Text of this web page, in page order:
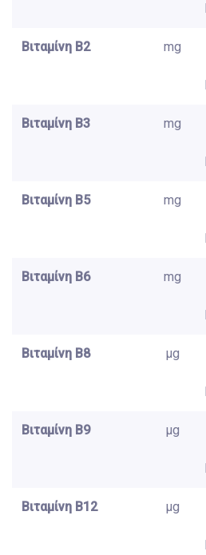
Βιταμίνη B2 mg
Βιταμίνη B3 mg
Βιταμίνη B5 mg
Βιταμίνη B6 mg
Βιταμίνη B8 μg
Βιταμίνη B9 μg
Βιταμίνη B12 μg